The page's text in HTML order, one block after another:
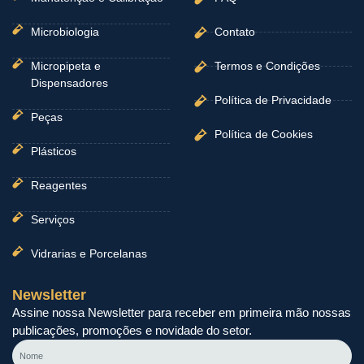
Microbiologia
Micropipeta e
Dispensadores
Peças
Plásticos
Reagentes
Serviços
Vidrarias e Porcelanas
Contato
Termos e Condições
Política de Privacidade
Política de Cookies
Newsletter
Assine nossa Newsletter para receber em primeira mão nossas
publicações, promoções e novidade do setor.
Nome